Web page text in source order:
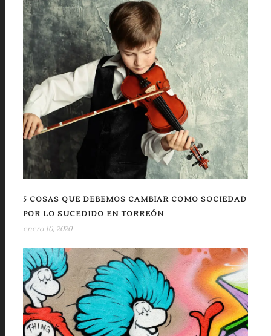
5 COSAS QUE DEBEMOS CAMBIAR COMO SOCIEDAD
POR LO SUCEDIDO EN TORREÓN
enero 10, 2020